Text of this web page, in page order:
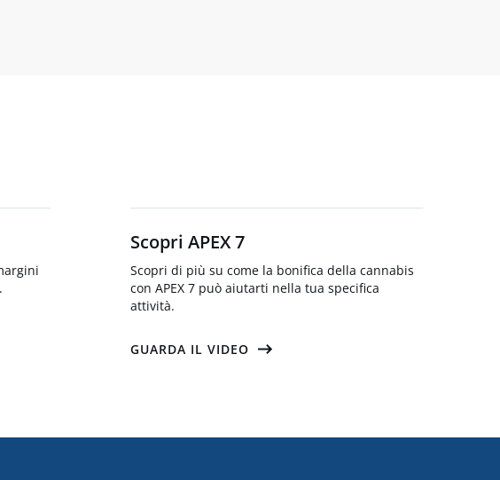
Scopri APEX 7
Scopri di più su come la bonifica della cannabis
con APEX 7 può aiutarti nella tua specifica
attività.
GUARDA IL VIDEO